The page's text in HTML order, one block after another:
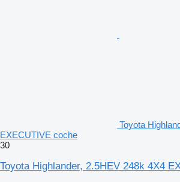
Toyota
EXECUTIVE coche
30
Toyota Highlander, 2.5HEV 248k 4X4